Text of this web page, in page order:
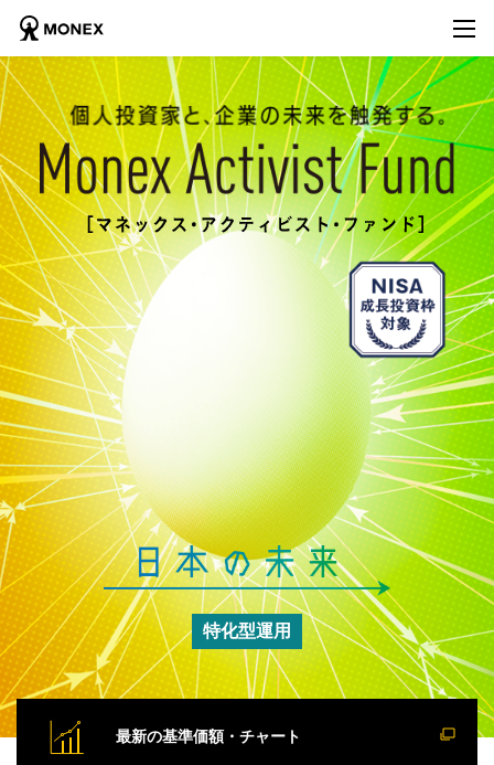
HOME
ホーム
ABOUT
ファンド紹介
ファンド紹介 TOP
２つの特長
運用会社・助言会社
購入方法
エンゲージメント（対話）とは?
よくあるご質問
コスト
ACTIVISTS
アクティビスト事例
VOICE
声を届ける
ファンド購入はこちら
口座開設
特化型運用
最新の基準価額・チャート